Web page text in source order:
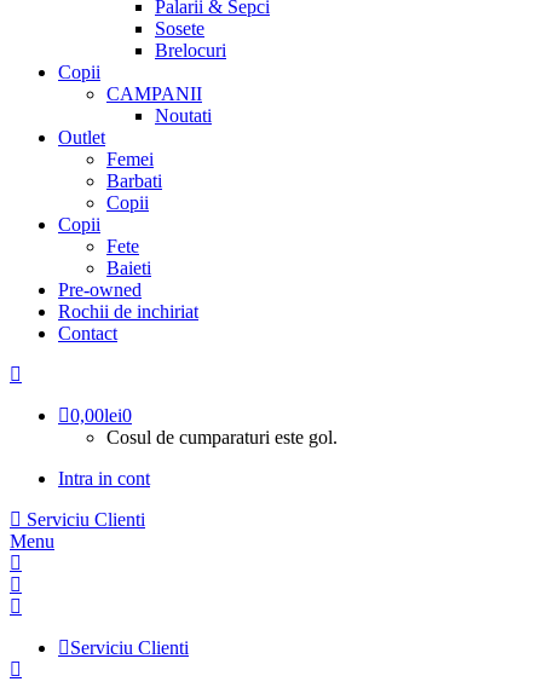
Palarii & Sepci
Sosete
Brelocuri
Copii
CAMPANII
Noutati
Outlet
Femei
Barbati
Copii
Copii
Fete
Baieti
Pre-owned
Rochii de inchiriat
Contact
0,00lei0
Cosul de cumparaturi este gol.
Intra in cont
Serviciu Clienti
Menu
Serviciu Clienti